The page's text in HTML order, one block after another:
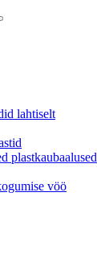
lahtiselt
plastkaubaalused
vöö